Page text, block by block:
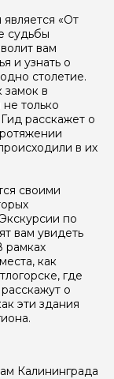
«От
судьбы
вам
и узнать о
столетие.
замок в
только
расскажет о
в их
своими
по
вам увидеть
рамках
как
где
о
эти здания
Калининграда
можете их
персональных